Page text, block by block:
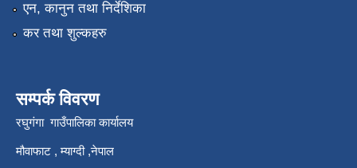
एन, कानुन तथा निर्देशिका
कर तथा शुल्कहरु
सम्पर्क विवरण
रघुगंगा गाउँपालिका कार्यालय
मौवाफाट , म्याग्दी ,नेपाल